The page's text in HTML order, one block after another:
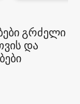
გრძელი
და